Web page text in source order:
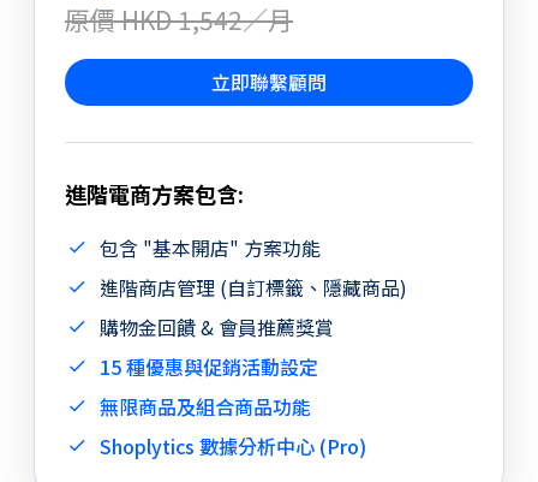
原價 HKD 1,542／月
立即聯繫顧問
進階電商方案包含:
包含 "基本開店" 方案功能
進階商店管理 (自訂標籤、隱藏商品)
購物金回饋 & 會員推薦獎賞
15 種優惠與促銷活動設定
無限商品及組合商品功能
Shoplytics 數據分析中心 (Pro)